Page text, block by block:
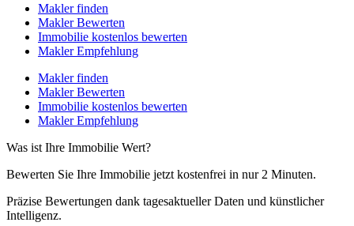
Makler finden
Makler Bewerten
Immobilie kostenlos bewerten
Makler Empfehlung
Makler finden
Makler Bewerten
Immobilie kostenlos bewerten
Makler Empfehlung
Was ist Ihre Immobilie Wert?
Bewerten Sie Ihre Immobilie jetzt kostenfrei in nur 2 Minuten.
Präzise Bewertungen dank tagesaktueller Daten und künstlicher
Intelligenz.